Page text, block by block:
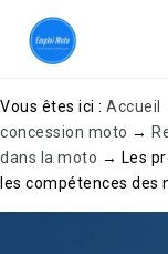
Vous êtes ici : Accueil
concession moto →
dans la moto → Les
les compétences des